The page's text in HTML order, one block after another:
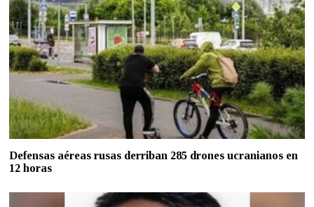
Defensas aéreas rusas derriban 285 drones ucranianos en
12 horas